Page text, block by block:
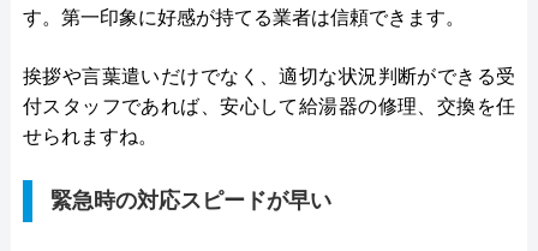
す。第一印象に好感が持てる業者は信頼できます。
挨拶や言葉遣いだけでなく、適切な状況判断ができる受
付スタッフであれば、安心して給湯器の修理、交換を任
せられますね。
緊急時の対応スピードが早い